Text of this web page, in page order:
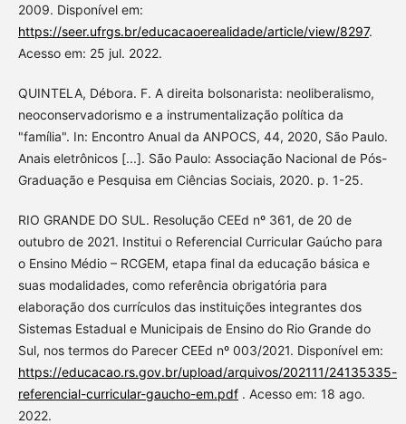
2009. Disponível em:
https://seer.ufrgs.br/educacaoerealidade/article/view/8297.
Acesso em: 25 jul. 2022.
QUINTELA, Débora. F. A direita bolsonarista: neoliberalismo,
neoconservadorismo e a instrumentalização política da
"família". In: Encontro Anual da ANPOCS, 44, 2020, São Paulo.
Anais eletrônicos [...]. São Paulo: Associação Nacional de Pós-
Graduação e Pesquisa em Ciências Sociais, 2020. p. 1-25.
RIO GRANDE DO SUL. Resolução CEEd nº 361, de 20 de
outubro de 2021. Institui o Referencial Curricular Gaúcho para
o Ensino Médio – RCGEM, etapa final da educação básica e
suas modalidades, como referência obrigatória para
elaboração dos currículos das instituições integrantes dos
Sistemas Estadual e Municipais de Ensino do Rio Grande do
Sul, nos termos do Parecer CEEd nº 003/2021. Disponível em:
https://educacao.rs.gov.br/upload/arquivos/202111/24135335-
referencial-curricular-gaucho-em.pdf. Acesso em: 18 ago.
2022.